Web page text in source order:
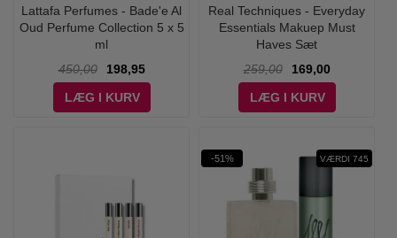
Lattafa Perfumes - Bade'e Al
Oud Perfume Collection 5 x 5
ml
450,00
198,95
LÆG I KURV
Real Techniques - Everyday
Essentials Makuep Must
Haves Sæt
259,00
169,00
LÆG I KURV
-51% VÆRDI 745